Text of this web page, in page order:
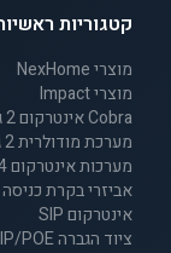
קטגוריות
מוצרי NexHome
מוצרי Impact
Cobra אינטרקום 2 גיד לבתים פרטיים
מערכת מודולרית 2 גיד
מערכות אינטרקום 4 גיד
אביזרי בקרת כניסה
אינטרקום SIP
ציוד הגברה SIP/POE